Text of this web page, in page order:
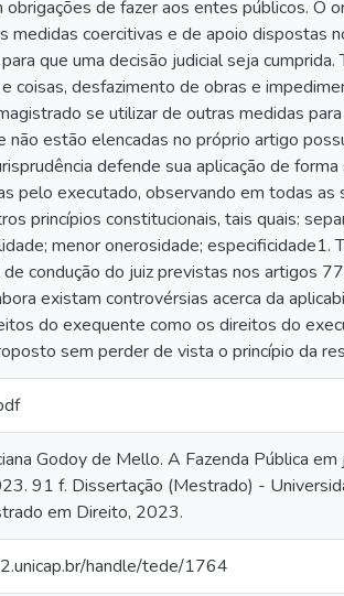
obrigações de fazer aos entes públicos. O
medidas coercitivas e de apoio
que uma decisão judicial seja
coisas, desfazimento de obras e
se utilizar de outras medidas
não estão elencadas no próprio artigo
defende sua aplicação de
pelo executado, observando em todas
princípios constitucionais, tais quais:
menor onerosidade; especificidade1.
condução do juiz previstas nos artigos
existam controvérsias acerca da
do exequente como os direitos do
sem perder de vista o princípio da
Godoy de Mello. A Fazenda Pública
91 f. Dissertação (Mestrado) -
em Direito, 2023.
handle/tede/1764